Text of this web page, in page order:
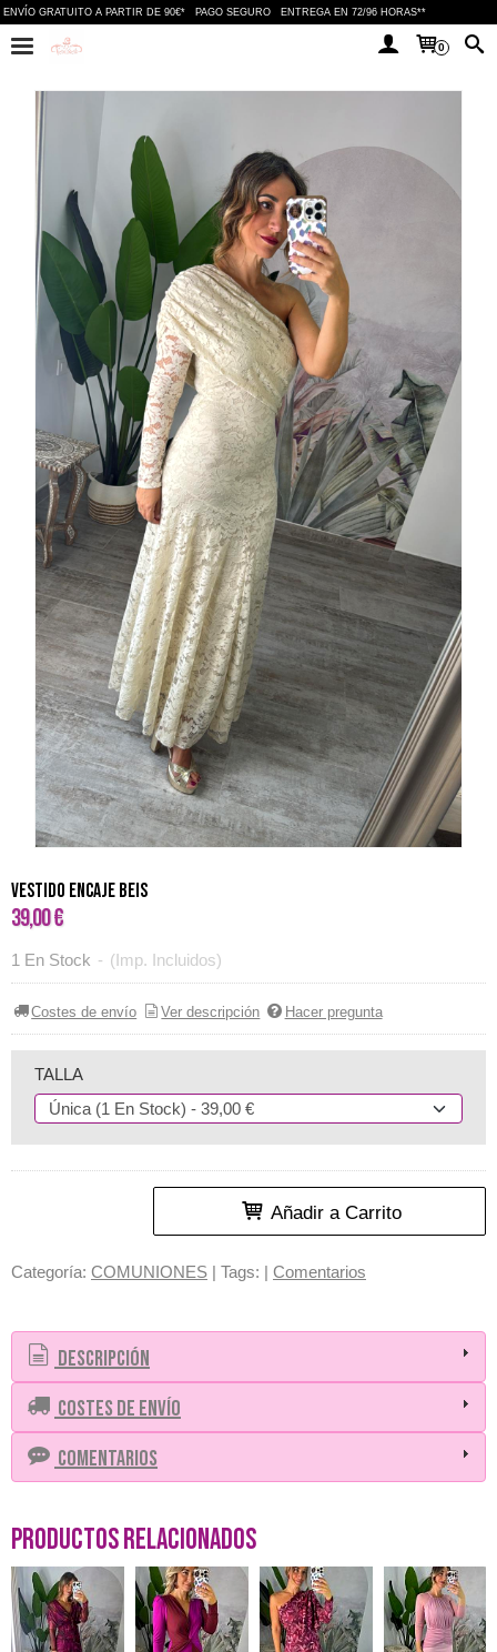
ENVÍO GRATUITO A PARTIR DE 90€* PAGO SEGURO ENTREGA EN 72/96 HORAS**
0
Vestido encaje beis
39,00 €
1 En Stock - (Imp. Incluidos)
Costes de envío Ver descripción Hacer pregunta
TALLA
Añadir a Carrito
Categoría: COMUNIONES | Tags: | Comentarios
Descripción
Costes de Envío
Comentarios
Productos Relacionados